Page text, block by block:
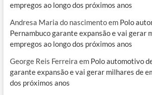
empregos ao longo dos próximos anos
Andresa Maria do nascimentoem Polo
Pernambuco garante expansão e vai gerar
empregos ao longo dos próximos anos
George Reis Ferreira em Polo automotivo
garante expansão e vai gerar milhares de
dos próximos anos